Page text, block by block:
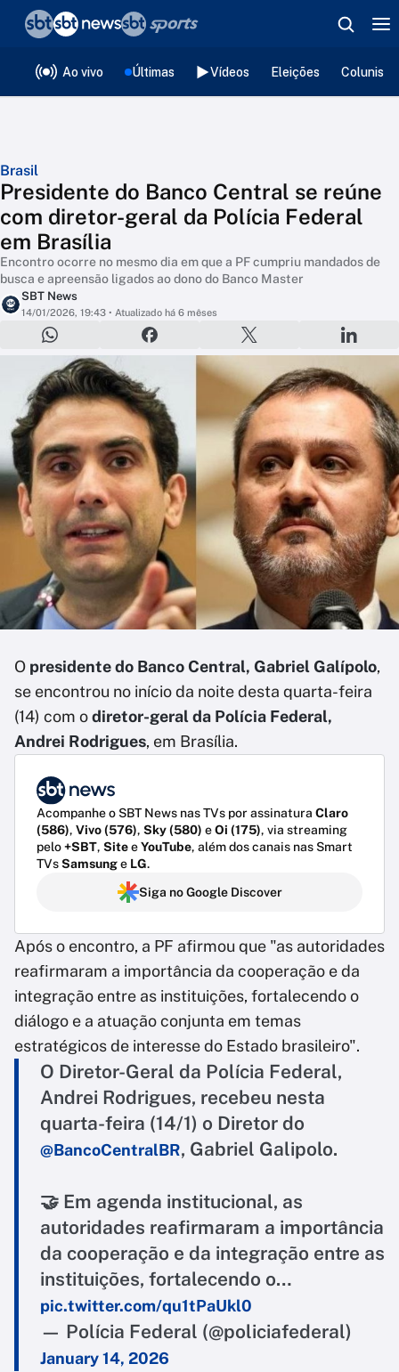
Ao vivo Últimas Vídeos Eleições
Brasil
Presidente do Banco Central se reúne
com diretor-geral da Polícia Federal
em Brasília
Encontro ocorre no mesmo dia em que a PF cumpriu mandados de
busca e apreensão ligados ao dono do Banco Master
SBT News
14/01/2026, 19:43 • Atualizado há 6 mêses
O presidente do Banco Central, Gabriel Galípolo,
se encontrou no início da noite desta quarta-feira
(14) com odiretor-geral da Polícia Federal,
Andrei Rodrigues, em Brasília.
Acompanhe o SBT News nas TVs por assinatura Claro
(586), Vivo (576), Sky (580) eOi (175), via streaming
pelo+SBT, SiteeYouTube, além dos canais nas Smart
TVsSamsunge LG.
Siga no Google Discover
Após o encontro, a PF afirmou que "as autoridades
reafirmaram a importância da cooperação e da
integração entre as instituições, fortalecendo o
diálogo e a atuação conjunta em temas
estratégicos de interesse do Estado brasileiro".
O Diretor-Geral da Polícia Federal,
Andrei Rodrigues, recebeu nesta
quarta-feira (14/1) o Diretor do
@BancoCentralBR, Gabriel Galipolo.
🤝 Em agenda institucional, as
autoridades reafirmaram a importância
da cooperação e da integração entre as
instituições, fortalecendo o…
pic.twitter.com/qu1tPaUkl0
— Polícia Federal (@policiafederal)
January 14, 2026
❮voltar
Editorias